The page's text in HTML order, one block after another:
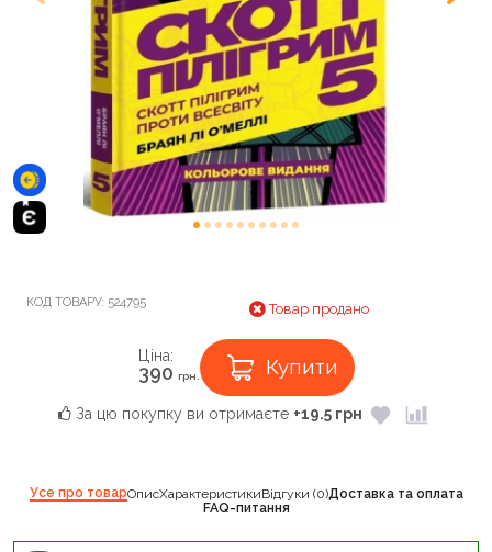
КОД ТОВАРУ: 524795 Товар продано
Ціна:
390 грн. Купити
За цю покупку ви отримаєте +19.5 грн
Усе про товарОписХарактеристикиВідгуки (0)Доставка та оплата
FAQ-питання